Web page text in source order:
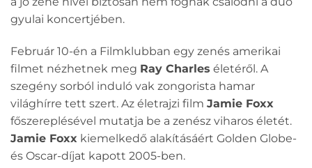
gyulai koncertjében.
Február 10-én a Filmklubban egy zenés amerikai
filmet nézhetnek meg Ray Charles életéről. A
szegény sorból induló vak zongorista hamar
világhírre tett szert. Az életrajzi film Jamie Foxx
főszereplésével mutatja be a zenész viharos életét.
Jamie Foxx kiemelkedő alakításáért Golden Globe-
és Oscar-díjat kapott 2005-ben.